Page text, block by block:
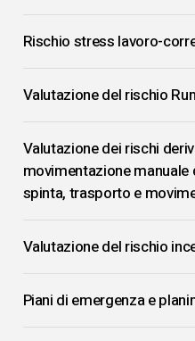
Rischio stress lavoro-
Valutazione del rischio
Valutazione dei rischi
movimentazione manuale
spinta, trasporto e
Valutazione del rischio
Piani di emergenza e